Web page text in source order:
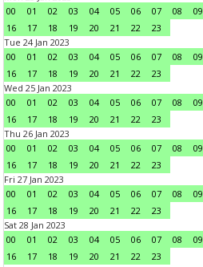
00
01 02 03 04 05 06 07 08 09
16
17 18 19 20 21 22
23
Tue 24 Jan 2023
00
01 02 03 04 05 06 07 08 09
16
17 18 19 20 21 22
23
Wed 25 Jan 2023
00
01 02 03 04 05 06 07 08 09
16
17 18 19 20 21 22
23
Thu 26 Jan 2023
00
01 02 03 04 05 06 07 08 09
16
17 18 19 20 21 22
23
Fri 27 Jan 2023
00
01 02 03 04 05 06 07 08 09
16
17 18 19 20 21 22
23
Sat 28 Jan 2023
00
01 02 03 04 05 06 07 08 09
16
17 18 19 20 21 22
23